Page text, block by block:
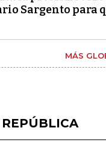
Sargento para
MÁS